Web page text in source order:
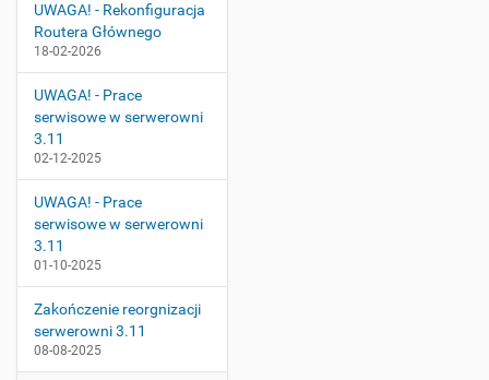
UWAGA! - Rekonfiguracja
Routera Głównego
18-02-2026
UWAGA! - Prace
serwisowe w serwerowni
3.11
02-12-2025
UWAGA! - Prace
serwisowe w serwerowni
3.11
01-10-2025
Zakończenie reorgnizacji
serwerowni 3.11
08-08-2025